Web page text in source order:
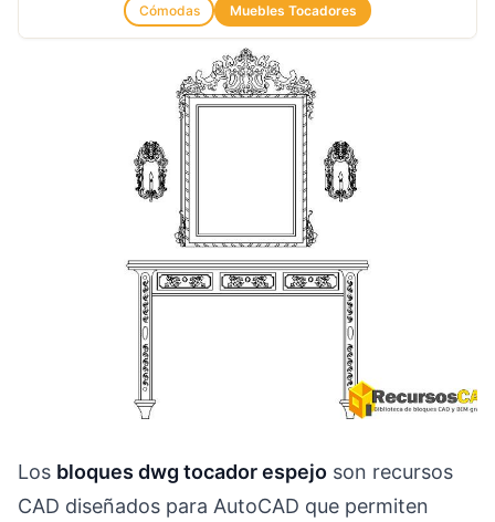
Cómodas Muebles Tocadores
Los bloques dwg tocador espejo son recursos
CAD diseñados para AutoCAD que permiten